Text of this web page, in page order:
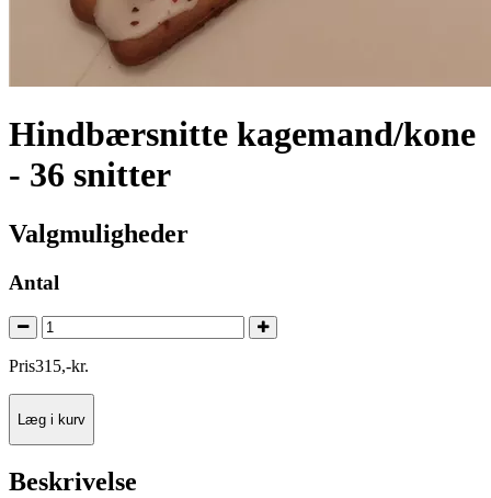
Hindbærsnitte kagemand/kone
- 36 snitter
Valgmuligheder
Antal
Pris315,-kr.
Læg i kurv
Beskrivelse